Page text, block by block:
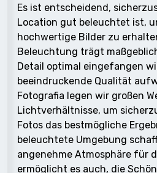
Es ist entscheidend,
Location gut beleuchtet ist,
hochwertige Bilder zu
Beleuchtung trägt
Detail optimal eingefangen
beeindruckende Qualität
Fotografia legen wir großen
Lichtverhältnisse, um
Fotos das bestmögliche
beleuchtete Umgebung
angenehme Atmosphäre für
ermöglicht es auch, die